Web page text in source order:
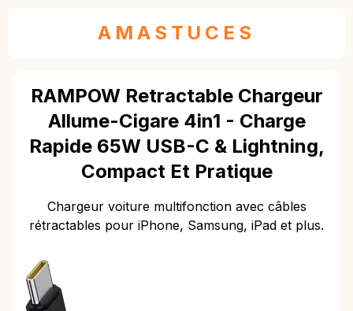
AMASTUCES
RAMPOW Retractable Chargeur
Allume-Cigare 4in1 - Charge
Rapide 65W USB-C & Lightning,
Compact Et Pratique
Chargeur voiture multifonction avec câbles
rétractables pour iPhone, Samsung, iPad et plus.